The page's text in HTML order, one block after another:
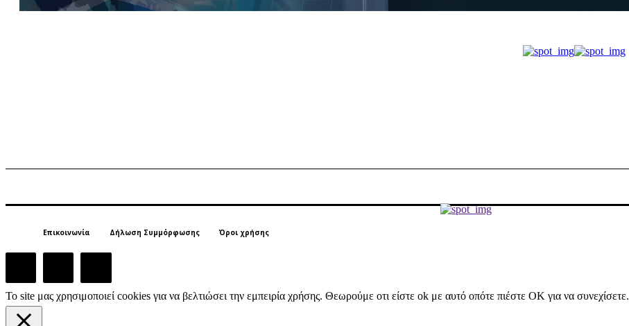
Επικοινωνία Δήλωση Συμμόρφωσης Όροι χρήσης
Το site μας χρησιμοποιεί cookies για να βελτιώσει την εμπειρία χρήσης. Θεωρούμε οτι είστε ok με αυτό οπότε πιέστε ΟΚ για να συνεχίσετε.